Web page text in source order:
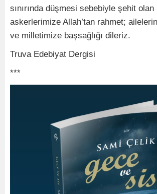
sınırında düşmesi sebebiyle şehit
askerlerimize Allah’tan rahmet;
ve milletimize başsağlığı dileriz.
Truva Edebiyat Dergisi
***